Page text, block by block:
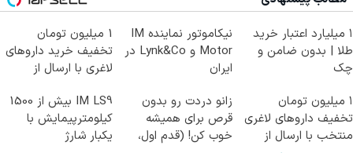
۱ میلیارد اعتبار خرید
طلا | بدون ضامن و
چک
نیکاموتور نماینده IM
Motor و Lynk&Co در
ایران
1 میلیون تومان
تخفیف خرید داروهای
لاغری با ارسال از
۱ میلیون تومان
تخفیف داروهای لاغری
منتخب با ارسال از
زانو دردت رو بدون
قرص برای همیشه
خوب کن! (قدم اول،
IM LS9 بیش از 1500
کیلومترپیمایش با
یکبار شارژ